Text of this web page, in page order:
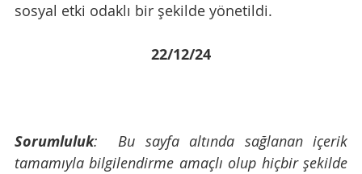
sosyal etki odaklı bir şekilde yönetildi.
22/12/24
Sorumluluk:  Bu sayfa altında sağlanan içerik
tamamıyla bilgilendirme amaçlı olup hiçbir şekilde